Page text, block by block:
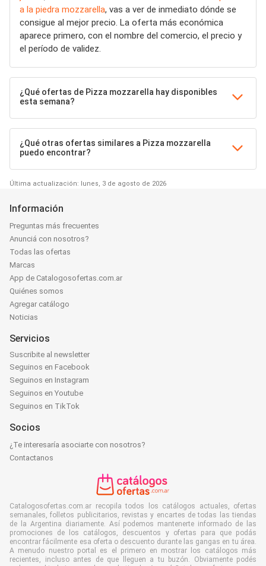
a la piedra mozzarella, vas a ver de inmediato dónde se
consigue al mejor precio. La oferta más económica
aparece primero, con el nombre del comercio, el precio y
el período de validez.
¿Qué ofertas de Pizza mozzarella hay disponibles
esta semana?
¿Qué otras ofertas similares a Pizza mozzarella
puedo encontrar?
Última actualización: lunes, 3 de agosto de 2026
Información
Preguntas más frecuentes
Anunciá con nosotros?
Todas las ofertas
Marcas
App de Catalogosofertas.com.ar
Quiénes somos
Agregar catálogo
Noticias
Servicios
Suscribite al newsletter
Seguinos en Facebook
Seguinos en Instagram
Seguinos en Youtube
Seguinos en TikTok
Socios
¿Te interesaría asociarte con nosotros?
Contactanos
Catalogosofertas.com.ar recopila todos los catálogos actuales, ofertas
semanales, folletos publicitarios, revistas y encartes de todas las tiendas
de la Argentina diariamente. Así podemos mantenerte informado de las
promociones de los catálogos, descuentos y ofertas para que podás
encontrar fácilmente esa oferta o descuento durante las gangas en tu área.
A menudo nuestro portal es el primero en mostrar los catálogos más
recientes, incluso antes de que lleguen a tu buzón. Obviamente podés